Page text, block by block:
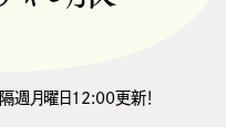
隔週月曜日12:00更新！